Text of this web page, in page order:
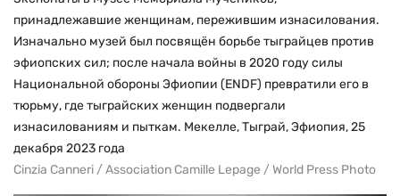
принадлежавшие женщинам, пережившим изнасилования.
Изначально музей был посвящён борьбе тыграйцев против
эфиопских сил; после начала войны в 2020 году силы
Национальной обороны Эфиопии (ENDF) превратили его в
тюрьму, где тыграйских женщин подвергали
изнасилованиям и пыткам. Мекелле, Тыграй, Эфиопия, 25
декабря 2023 года
Cinzia Canneri / Association Camille Lepage / World Press Photo